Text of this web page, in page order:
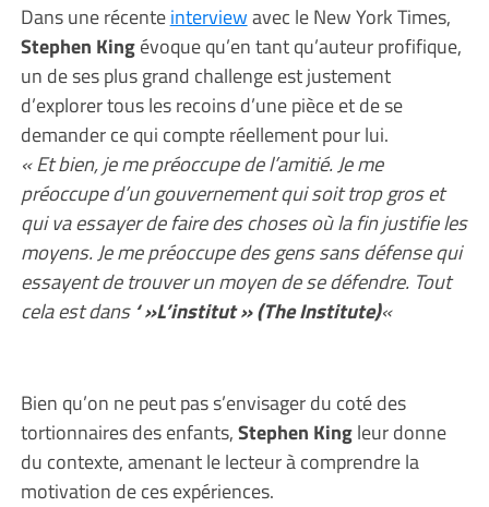
Dans une récenteinterviewavec le New York Times,
Stephen Kingévoque qu’en tant qu’auteur profifique,
un de ses plus grand challenge est justement
d’explorer tous les recoins d’une pièce et de se
demander ce qui compte réellement pour lui.
« Et bien, je me préoccupe de l’amitié. Je me
préoccupe d’un gouvernement qui soit trop gros et
qui va essayer de faire des choses où la fin justifie les
moyens. Je me préoccupe des gens sans défense qui
essayent de trouver un moyen de se défendre. Tout
cela est dans ‘ »L’institut » (The Institute)«
Bien qu’on ne peut pas s’envisager du coté des
tortionnaires des enfants,Stephen Kingleur donne
du contexte, amenant le lecteur à comprendre la
motivation de ces expériences.